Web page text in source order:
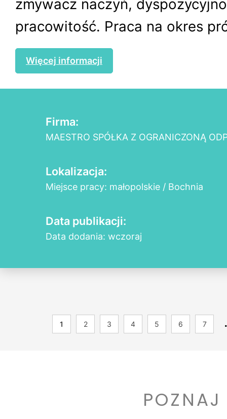
zmywacz naczyń,
pracowitość. Praca na okres
Więcej informacji
Firma:
MAESTRO SPÓŁKA Z OGRANICZONĄ
Lokalizacja:
Miejsce pracy: małopolskie / Bochnia
Data publikacji:
Data dodania: wczoraj
1 2 3 4 5 6 7